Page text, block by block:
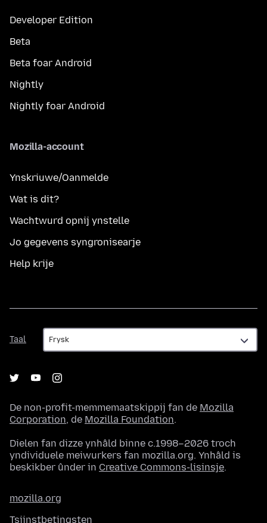
Developer Edition
Beta
Beta foar Android
Nightly
Nightly foar Android
Mozilla-account
Ynskriuwe/Oanmelde
Wat is dit?
Wachtwurd opnij ynstelle
Jo gegevens syngronisearje
Help krije
Taal
Taal
De non-profit-memmemaatskippij fan de Mozilla
Corporation, de Mozilla Foundation.
Dielen fan dizze ynhâld binne c.1998–2026 troch
yndividuele meiwurkers fan mozilla.org. Ynhâld is
beskikber ûnder in Creative Commons-lisinsje.
mozilla.org
Tsjinstbetingsten